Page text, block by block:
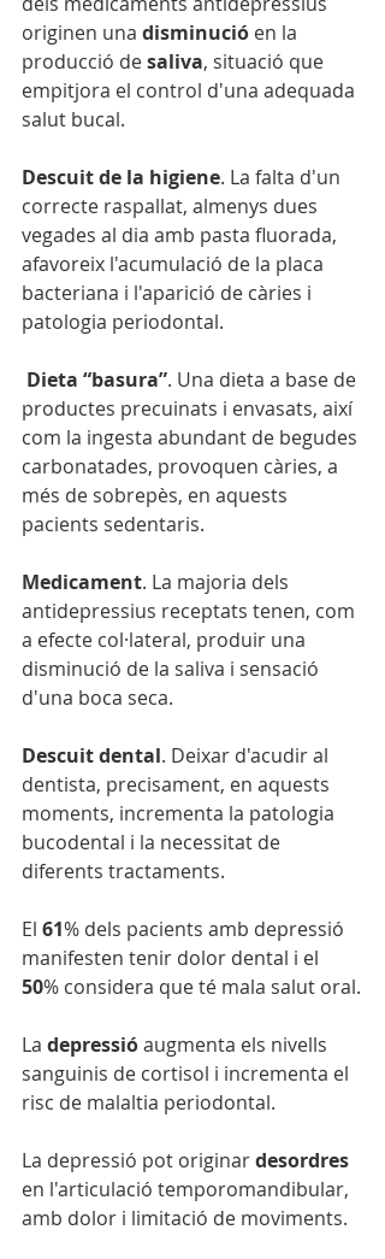
originen una disminució en la
producció de saliva, situació que
empitjora el control d'una adequada
salut bucal.
Descuit de la higiene. La falta d'un
correcte raspallat, almenys dues
vegades al dia amb pasta fluorada,
afavoreix l'acumulació de la placa
bacteriana i l'aparició de càries i
patologia periodontal.
Dieta “basura”. Una dieta a base de
productes precuinats i envasats, així
com la ingesta abundant de begudes
carbonatades, provoquen càries, a
més de sobrepès, en aquests
pacients sedentaris.
Medicament. La majoria dels
antidepressius receptats tenen, com
a efecte col·lateral, produir una
disminució de la saliva i sensació
d'una boca seca.
Descuit dental. Deixar d'acudir al
dentista, precisament, en aquests
moments, incrementa la patologia
bucodental i la necessitat de
diferents tractaments.
El 61% dels pacients amb depressió
manifesten tenir dolor dental i el
50% considera que té mala salut oral.
La depressió augmenta els nivells
sanguinis de cortisol i incrementa el
risc de malaltia periodontal.
La depressió pot originar desordres
en l'articulació temporomandibular,
amb dolor i limitació de moviments.